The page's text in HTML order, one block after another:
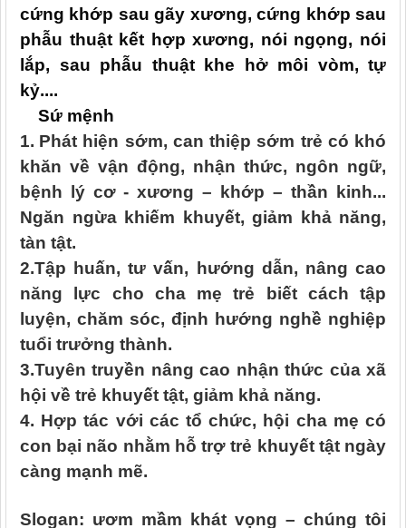
cứng khớp sau gãy xương, cứng khớp sau
phẫu thuật kết hợp xương, nói ngọng, nói
lắp, sau phẫu thuật khe hở môi vòm, tự
kỷ....
Sứ mệnh
1. Phát hiện sớm, can thiệp sớm trẻ có khó
khăn về vận động, nhận thức, ngôn ngữ,
bệnh lý cơ - xương – khớp – thần kinh...
Ngăn ngừa khiếm khuyết, giảm khả năng,
tàn tật.
2.Tập huấn, tư vấn, hướng dẫn, nâng cao
năng lực cho cha mẹ trẻ biết cách tập
luyện, chăm sóc, định hướng nghề nghiệp
tuổi trưởng thành.
3.Tuyên truyền nâng cao nhận thức của xã
hội về trẻ khuyết tật, giảm khả năng.
4. Hợp tác với các tổ chức, hội cha mẹ có
con bại não nhằm hỗ trợ trẻ khuyết tật ngày
càng mạnh mẽ.
Slogan: ươm mầm khát vọng – chúng tôi